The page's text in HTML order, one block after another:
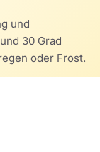
und
30 Grad
oder Frost.